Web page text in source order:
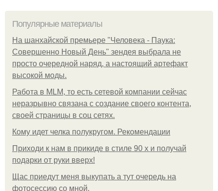
Популярные материалы
На шанхайской премьере "Человека - Паука:
Совершенно Новый День" зендея выбрала не
просто очередной наряд, а настоящий артефакт
высокой моды.
Работа в MLM, то есть сетевой компании сейчас
неразрывно связана с создание своего контента,
своей страницы в соц сетях.
Кому идет челка полукругом. Рекомендации
Приходи к нам в прикиде в стиле 90 х и получай
подарки от руки вверх!
Щас приедут меня выкупать а тут очередь на
фотосессию со мной.